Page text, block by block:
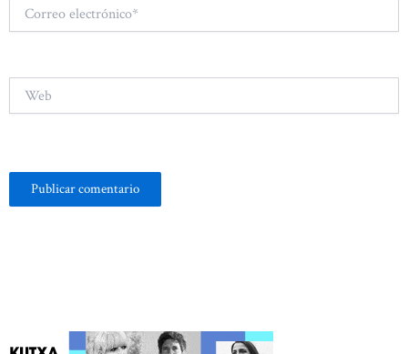
electrónico*